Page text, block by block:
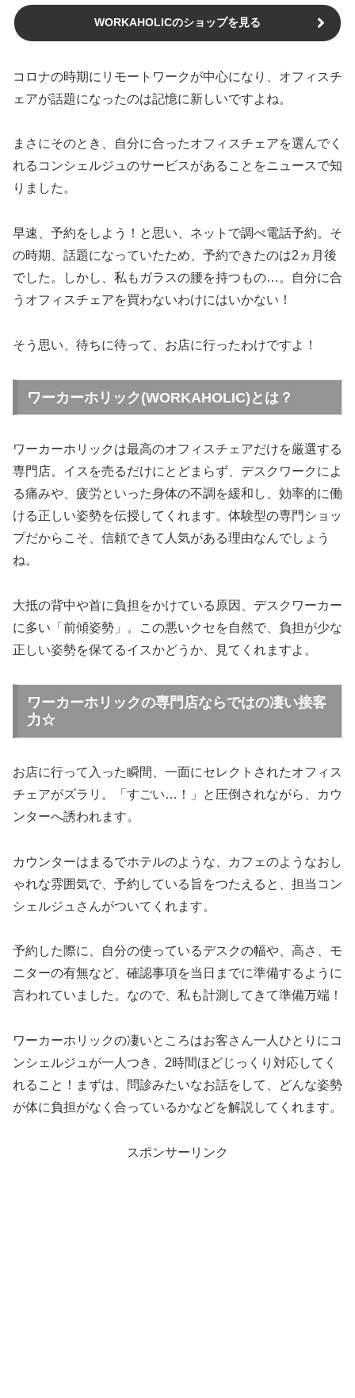
WORKAHOLICのショップを見る
コロナの時期にリモートワークが中心になり、オフィスチ
ェアが話題になったのは記憶に新しいですよね。
まさにそのとき、自分に合ったオフィスチェアを選んでく
れるコンシェルジュのサービスがあることをニュースで知
りました。
早速、予約をしよう！と思い、ネットで調べ電話予約。そ
の時期、話題になっていたため、予約できたのは2ヵ月後
でした。しかし、私もガラスの腰を持つもの…。自分に合
うオフィスチェアを買わないわけにはいかない！
そう思い、待ちに待って、お店に行ったわけですよ！
ワーカーホリック(WORKAHOLIC)とは？
ワーカーホリックは最高のオフィスチェアだけを厳選する
専門店。イスを売るだけにとどまらず、デスクワークによ
る痛みや、疲労といった身体の不調を緩和し、効率的に働
ける正しい姿勢を伝授してくれます。体験型の専門ショッ
プだからこそ、信頼できて人気がある理由なんでしょう
ね。
大抵の背中や首に負担をかけている原因、デスクワーカー
に多い「前傾姿勢」。この悪いクセを自然で、負担が少な
正しい姿勢を保てるイスかどうか、見てくれますよ。
ワーカーホリックの専門店ならではの凄い接客
力☆
お店に行って入った瞬間、一面にセレクトされたオフィス
チェアがズラリ。「すごい…！」と圧倒されながら、カウ
ンターへ誘われます。
カウンターはまるでホテルのような、カフェのようなおし
ゃれな雰囲気で、予約している旨をつたえると、担当コン
シェルジュさんがついてくれます。
予約した際に、自分の使っているデスクの幅や、高さ、モ
ニターの有無など、確認事項を当日までに準備するように
言われていました。なので、私も計測してきて準備万端！
ワーカーホリックの凄いところはお客さん一人ひとりにコ
ンシェルジュが一人つき、2時間ほどじっくり対応してく
れること！まずは、問診みたいなお話をして、どんな姿勢
が体に負担がなく合っているかなどを解説してくれます。
スポンサーリンク